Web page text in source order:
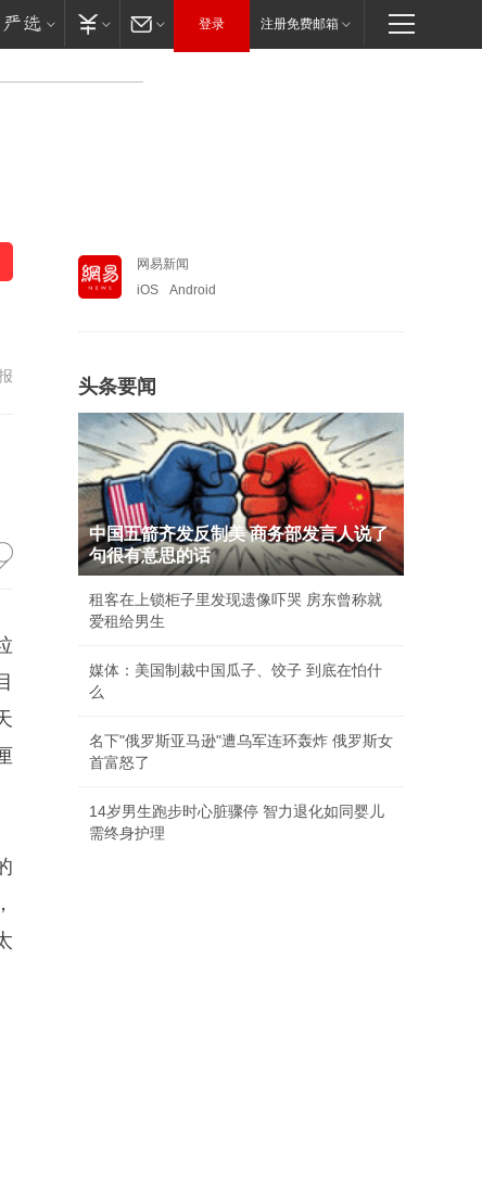
登录 注册免费邮箱
网易新闻
iOS
Android
头条要闻
中国五箭齐发反制美 商务部发言人说了
句很有意思的话
租客在上锁柜子里发现遗像吓哭 房东曾称就
爱租给男生
媒体：美国制裁中国瓜子、饺子 到底在怕什
么
名下"俄罗斯亚马逊"遭乌军连环轰炸 俄罗斯女
首富怒了
14岁男生跑步时心脏骤停 智力退化如同婴儿
需终身护理